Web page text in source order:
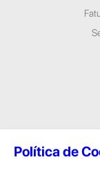
Política de